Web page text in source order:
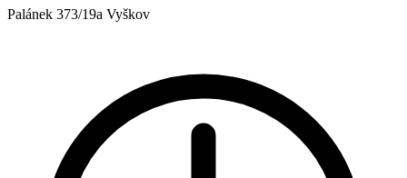
Palánek 373/19a Vyškov